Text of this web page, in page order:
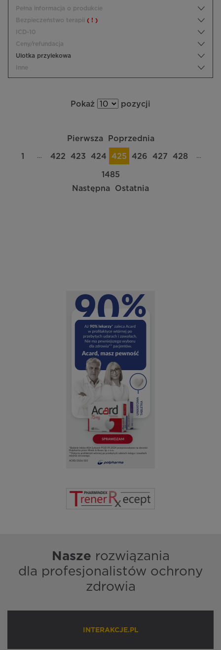
Pełna informacja o produkcie
Bezpieczeństwo terapii ( ! )
ICD-10
Ceny/refundacja
Ulotka przylekowa
Inne
Pokaż pozycji
Pierwsza Poprzednia
1 … 422 423 424 425 426 427 428 …
1485
Następna
Ostatnia
Nasze rozwiązania
dla profesjonalistów ochrony
zdrowia
INTERAKCJE.PL